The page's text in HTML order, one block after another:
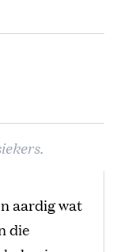
aardig wat
die